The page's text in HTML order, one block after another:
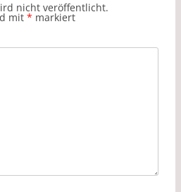
nicht veröffentlicht.
mit * markiert